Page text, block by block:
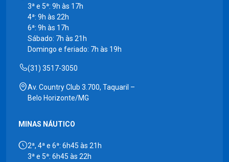
3ª e 5ª: 9h às 17h
4ª: 9h às 22h
6ª: 9h às 17h
Sábado: 7h às 21h
Domingo e feriado: 7h às 19h
(31) 3517-3050
Av. Country Club 3.700, Taquaril –
Belo Horizonte/MG
MINAS NÁUTICO
2ª, 4ª e 6ª: 6h45 às 21h
3ª e 5ª: 6h45 às 22h